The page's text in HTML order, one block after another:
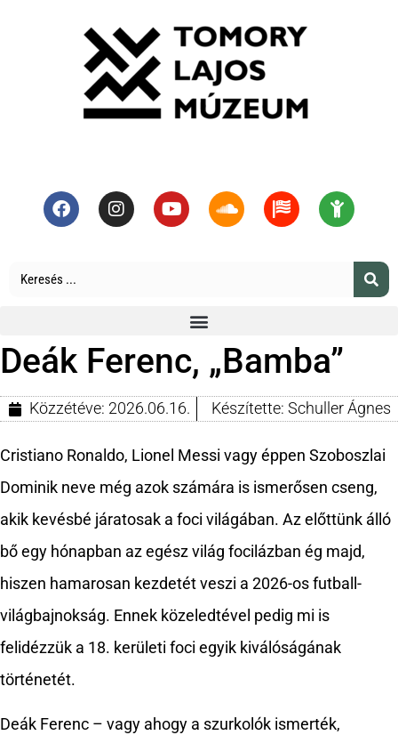
Deák Ferenc, „Bamba”
Közzétéve: 2026.06.16. Készítette: Schuller Ágnes
Cristiano Ronaldo, Lionel Messi vagy éppen Szoboszlai
Dominik neve még azok számára is ismerősen cseng,
akik kevésbé járatosak a foci világában. Az előttünk álló
bő egy hónapban az egész világ focilázban ég majd,
hiszen hamarosan kezdetét veszi a 2026-os futball-
világbajnokság. Ennek közeledtével pedig mi is
felidézzük a 18. kerületi foci egyik kiválóságának
történetét.
Deák Ferenc – vagy ahogy a szurkolók ismerték,